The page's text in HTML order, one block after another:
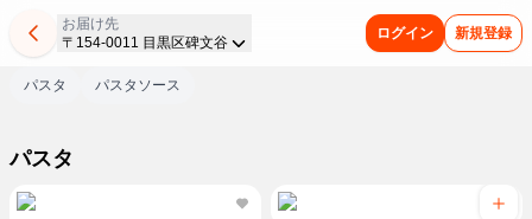
お届け先
〒154-0011 目黒区碑文谷
ログイン 新規登録
パスタ パスタソース
パスタ